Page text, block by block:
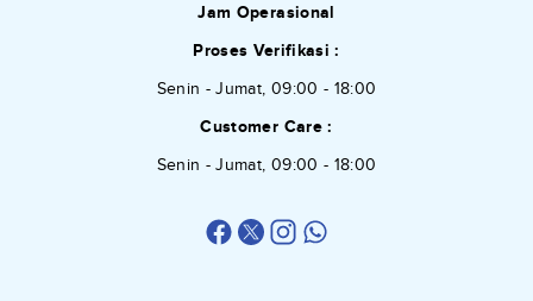
Jam Operasional
Proses Verifikasi :
Senin - Jumat, 09:00 - 18:00
Customer Care :
Senin - Jumat, 09:00 - 18:00